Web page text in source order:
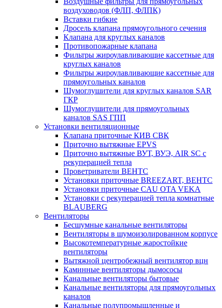
воздуховодов (ФЛП, ФЛПК)
Вставки гибкие
Дросель клапана прямоугольного сечения
Клапана для круглых каналов
Противопожарные клапана
Фильтры жироулавливающие кассетные для
круглых каналов
Фильтры жироулавливающие кассетные для
прямоугольных каналов
Шумоглушители для круглых каналов SAR
ГКР
Шумоглушители для прямоугольных
каналов SAS ГПП
Установки вентиляционные
Клапана приточные КИВ СВК
Приточно вытяжные EPVS
Приточно вытяжные ВУТ, ВУЭ, AIR SC с
рекуперацией тепла
Проветриватели ВЕНТС
Установки приточные BREEZART, ВЕНТС
Установки приточные CAU OTA VEKA
Установки с рекуперацией тепла комнатные
BLAUBERG
Вентиляторы
Бесшумные канальные вентиляторы
Вентиляторы в шумоизолированном корпусе
Высокотемпературные жаростойкие
вентиляторы
Вытяжной центробежный вентилятор вцн
Каминные вентиляторы дымососы
Канальные вентиляторы бытовые
Канальные вентиляторы для прямоугольных
каналов
Канальные полупромышленные и